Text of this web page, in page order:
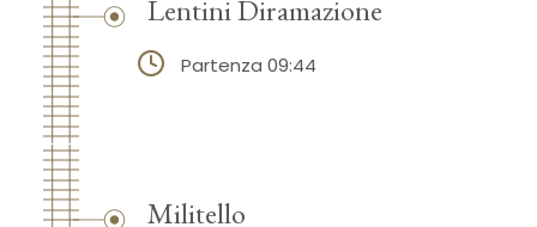
Lentini Diramazione
Partenza 09:44
Militello